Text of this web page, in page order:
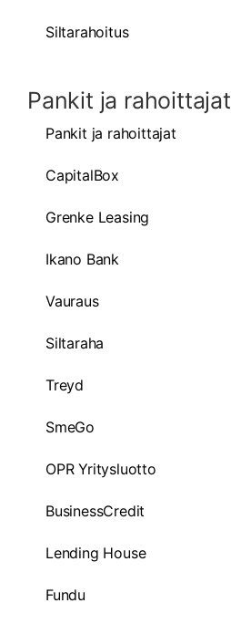
Siltarahoitus
Pankit ja rahoittajat
Pankit ja rahoittajat
CapitalBox
Grenke Leasing
Ikano Bank
Vauraus
Siltaraha
Treyd
SmeGo
OPR Yritysluotto
BusinessCredit
Lending House
Fundu